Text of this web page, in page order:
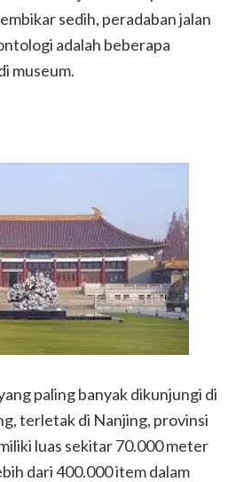
sedih, peradaban jalan
adalah beberapa
museum.
paling banyak dikunjungi di
terletak di Nanjing, provinsi
luas sekitar 70.000 meter
dari 400.000 item dalam